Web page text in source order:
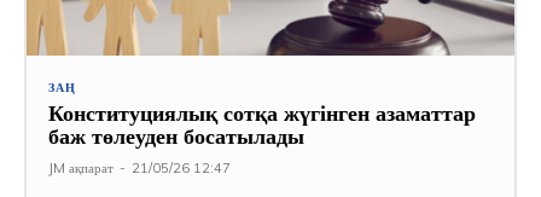
ЗАҢ
Конституциялық сотқа жүгінген азаматтар
баж төлеуден босатылады
JM ақпарат - 21/05/26 12:47